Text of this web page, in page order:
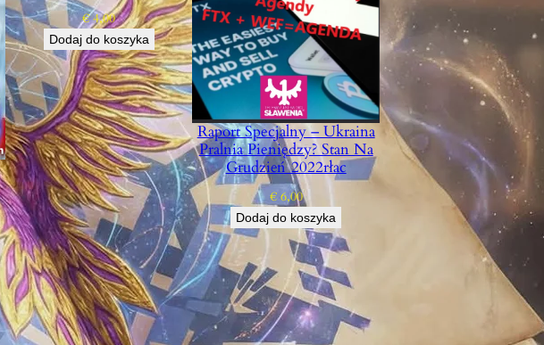
€4,00
Dodaj do koszyka
Raport Specjalny – Ukraina
Pralnia Pieniędzy? Stan Na
Grudzień 2022rłac
€6,00
Dodaj do koszyka